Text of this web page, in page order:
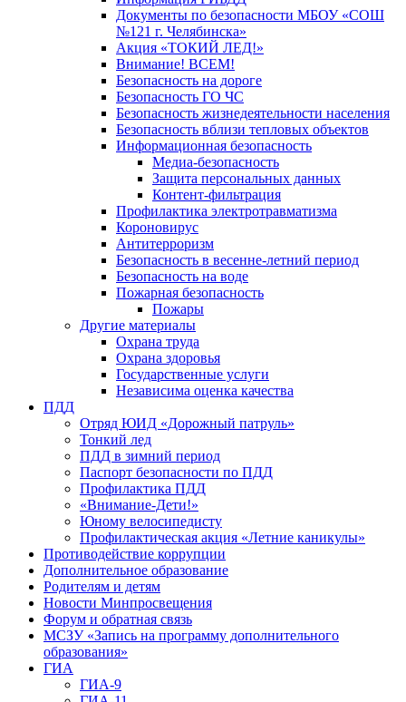
Документы по безопасности МБОУ «СОШ
№121 г. Челябинска»
Акция «ТОКИЙ ЛЕД!»
Внимание! ВСЕМ!
Безопасность на дороге
Безопасность ГО ЧС
Безопасность жизнедеятельности населения
Безопасность вблизи тепловых объектов
Информационная безопасность
Медиа-безопасность
Защита персональных данных
Контент-фильтрация
Профилактика электротравматизма
Короновирус
Антитерроризм
Безопасность в весенне-летний период
Безопасность на воде
Пожарная безопасность
Пожары
Другие материалы
Охрана труда
Охрана здоровья
Государственные услуги
Независима оценка качества
ПДД
Отряд ЮИД «Дорожный патруль»
Тонкий лед
ПДД в зимний период
Паспорт безопасности по ПДД
Профилактика ПДД
«Внимание-Дети!»
Юному велосипедисту
Профилактическая акция «Летние каникулы»
Противодействие коррупции
Дополнительное образование
Родителям и детям
Новости Минпросвещения
Форум и обратная связь
МСЗУ «Запись на программу дополнительного
образования»
ГИА
ГИА-9